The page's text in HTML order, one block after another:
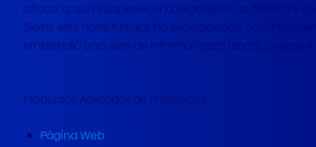
ofrecer a sus huéspedes una experiencia auténtica y
Sierra, este hotel familiar ha evolucionado
emprendió una serie de reformas para reposicionarse
Productos Aplicados de Profitroom
Página Web